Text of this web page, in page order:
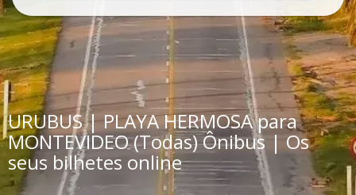
URUBUS | PLAYA HERMOSA para
MONTEVIDEO (Todas) Ônibus | Os
seus bilhetes online